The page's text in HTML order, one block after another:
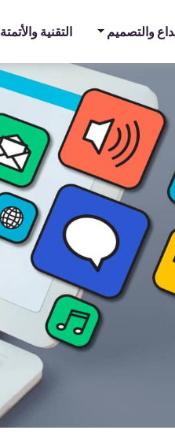
والتصميم التقنية والأتمتة